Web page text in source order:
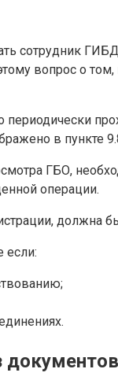
вопрос о
в
ГБО,
операции.
должна
если:
документов